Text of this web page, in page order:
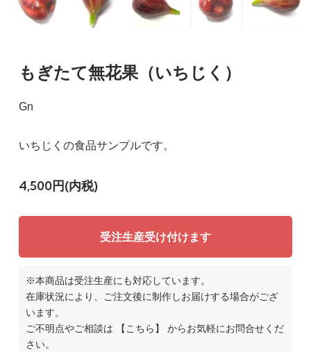
もぎたて無花果（いちじく）
Gn
いちじくの食品サンプルです。
4,500円(内税)
受注生産受け付けます
※本商品は受注生産にも対応しています。
在庫状況により、ご注文後に制作しお届けする場合がござ
います。
ご不明点やご相談は
【こちら】
からお気軽にお問合せくだ
さい。